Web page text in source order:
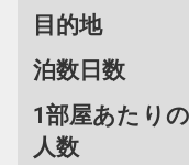
目的地
泊数日数
1部屋あたりの
人数